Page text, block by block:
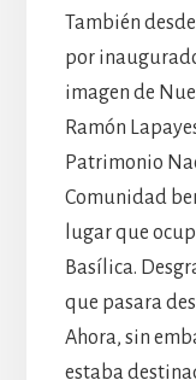
También
por
imagen de
Ramón
Patrimonio
Comunidad
lugar que
Basílica.
que pasara
Ahora, sin
estaba